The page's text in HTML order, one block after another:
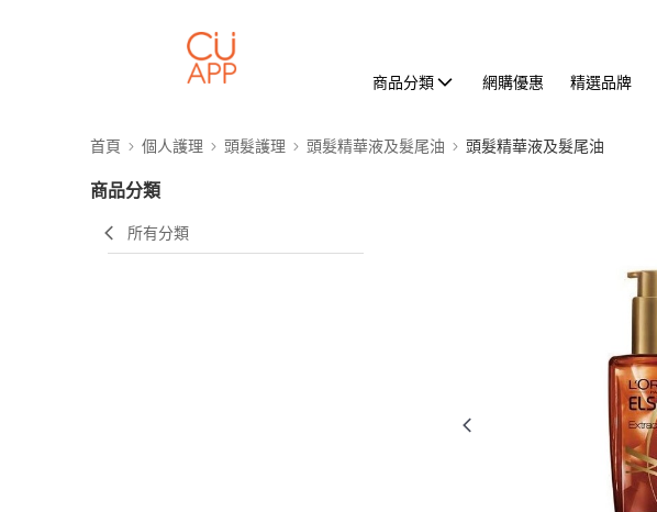
商品分類 網購優惠 精選品牌
首頁 個人護理 頭髮護理 頭髮精華液及髮尾油 頭髮精華液及髮尾油
商品分類
所有分類